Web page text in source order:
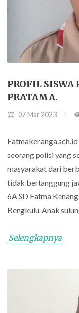
PROFIL SISWA
PRATAMA.
07 Mar 2023
Fatmakenanga.sch.id
seorang polisi yang
masyarakat dari
tidak bertanggung
6A SD Fatma
Bengkulu. Anak
Selengkapnya